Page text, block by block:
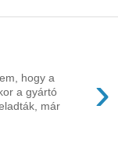
›
hogy a
a gyártó
már